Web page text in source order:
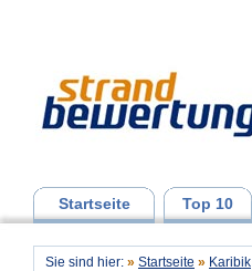
Startseite Top 10
Sie sind hier: » Startseite » Karibik